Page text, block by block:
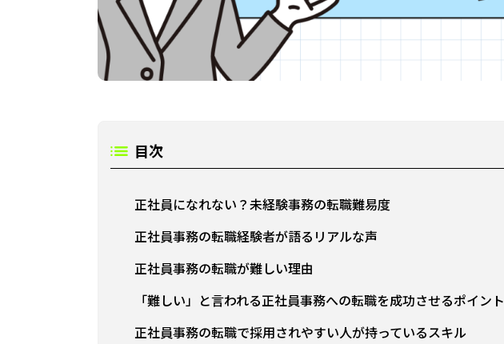
目次
正社員になれない？未経験事務の転職難易度
正社員事務の転職経験者が語るリアルな声
正社員事務の転職が難しい理由
「難しい」と言われる正社員事務への転職を成功させるポイント
正社員事務の転職で採用されやすい人が持っているスキル